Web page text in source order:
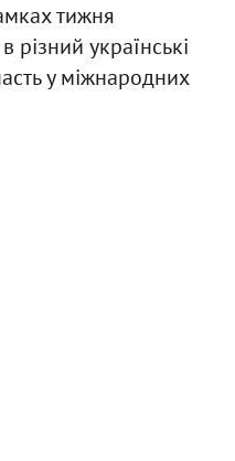
тижня
різний українські
у міжнародних